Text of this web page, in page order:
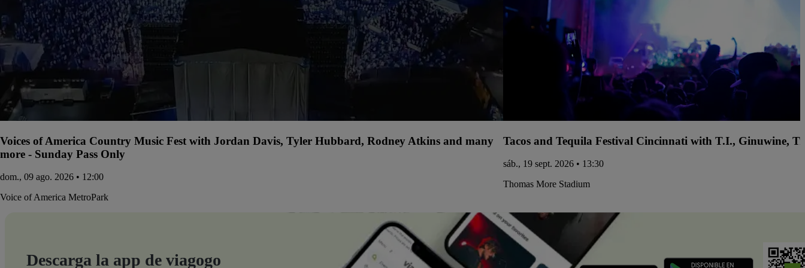
Voices of America Country Music Fest with Jordan Davis, Tyler Hubbard, Rodney Atkins and many
more - Sunday Pass Only
dom., 09 ago. 2026 • 12:00
Voice of America MetroPark
Tacos and Tequila Festival Cincinnati with T.I., Ginuwine,
sáb., 19 sept. 2026 • 13:30
Thomas More Stadium
Descarga la app de viagogo